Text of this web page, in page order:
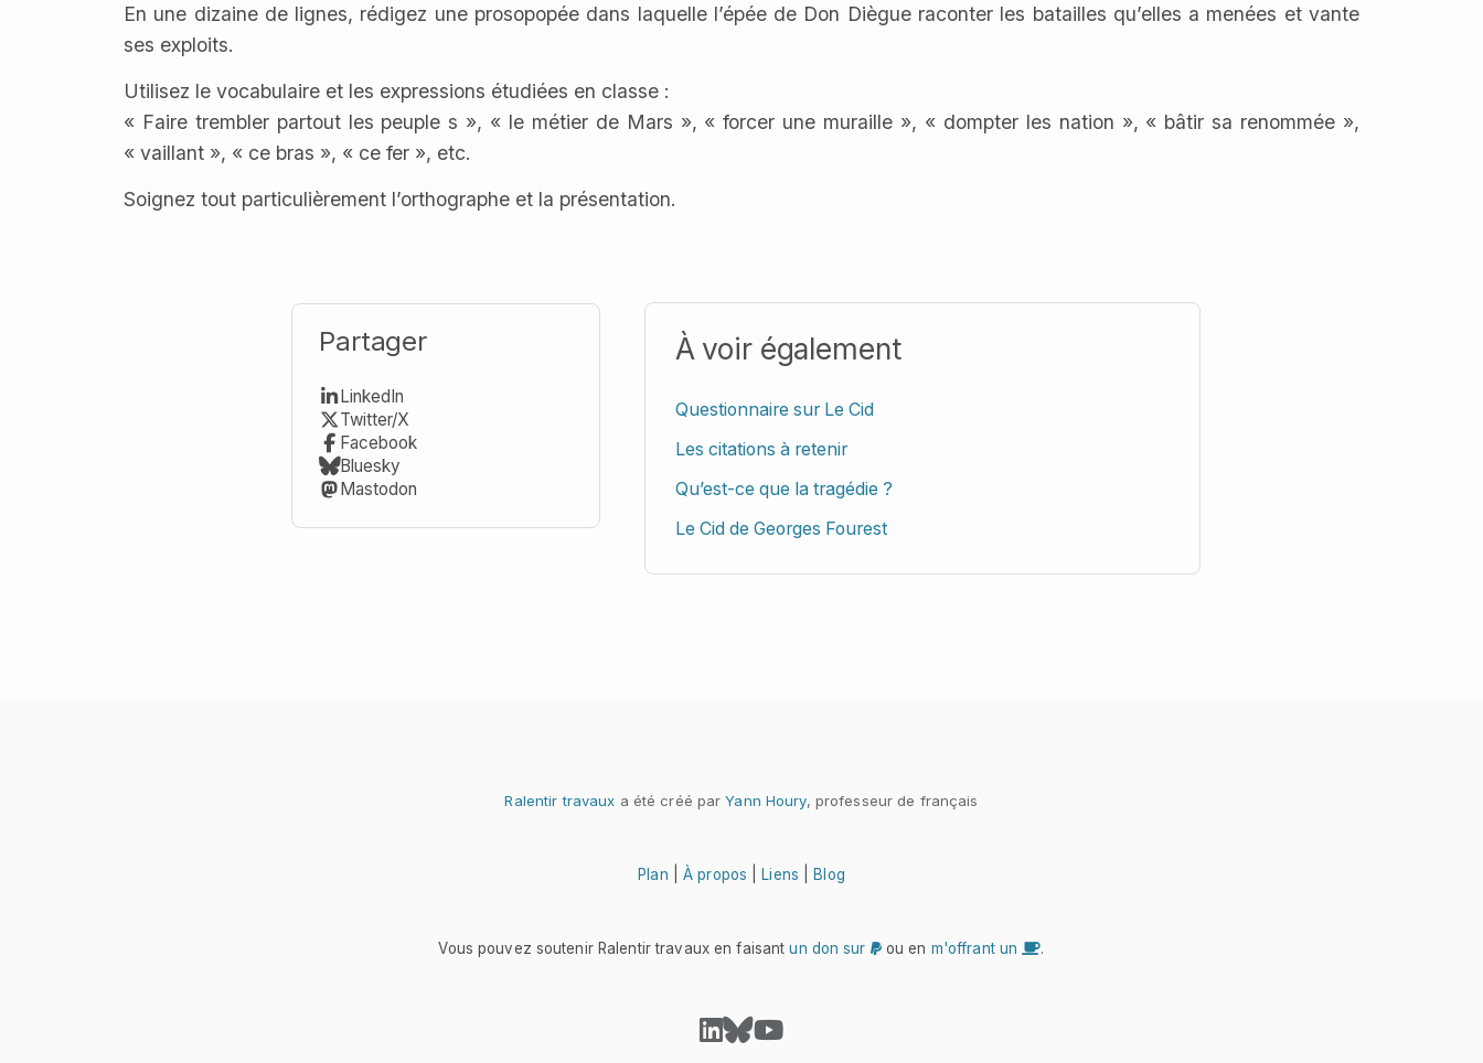
En une dizaine de lignes, rédigez une prosopopée dans laquelle l’épée de Don Diègue raconter les batailles qu’elles a menées et vante
ses exploits.
Utilisez le vocabulaire et les expressions étudiées en classe :
« Faire trembler partout les peuple s », « le métier de Mars », « forcer une muraille », « dompter les nation », « bâtir sa renommée »,
« vaillant », « ce bras », « ce fer », etc.
Soignez tout particulièrement l’orthographe et la présentation.
Partager
LinkedIn
Twitter/X
Facebook
Bluesky
Mastodon
À voir également
Questionnaire sur Le Cid
Les citations à retenir
Qu’est-ce que la tragédie ?
Le Cid de Georges Fourest
Ralentir travaux a été créé parYann Houry, professeur de français
Plan |À propos Liens Blog
Vous pouvez soutenir Ralentir travaux en faisantun don sur ou en m'offrant un .